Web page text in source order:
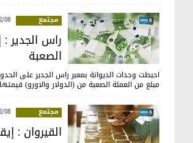
مجتمع
الصعبة
احبطت وحدات الديوانة بمعبر راس الجدير على
مبلغ من العملة الصعبة من (الدولار والاورو) قيمتها حوالي 5 مليون دينار نحو
مجتمع
القيروان : إيقاف 4 أشخاص بحوزتهم 2